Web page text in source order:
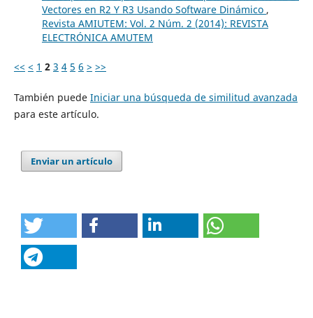
Vectores en R2 Y R3 Usando Software Dinámico ,
Revista AMIUTEM: Vol. 2 Núm. 2 (2014): REVISTA
ELECTRÓNICA AMUTEM
<< < 1 2 3 4 5 6 > >>
También puede Iniciar una búsqueda de similitud avanzada
para este artículo.
Enviar un artículo